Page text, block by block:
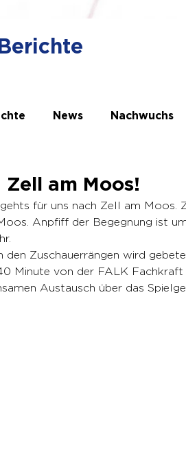
Berichte
News Nachwuchs
Zell am Moos!
für uns nach Zell am Moos.
Anpfiff der Begegnung ist um
Zuschauerrängen wird
Minute von der FALK Fachkraft
Austausch über das